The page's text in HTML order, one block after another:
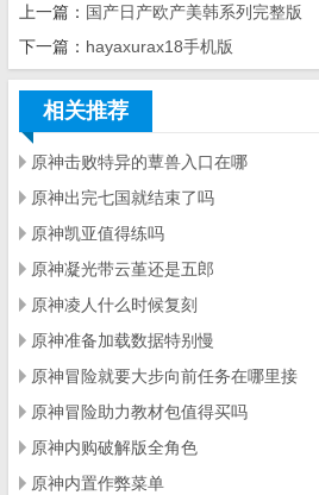
上一篇： 国产日产欧产美韩系列完整版
下一篇： hayaxurax18手机版
相关推荐
原神击败特异的蕈兽入口在哪
原神出完七国就结束了吗
原神凯亚值得练吗
原神凝光带云堇还是五郎
原神凌人什么时候复刻
原神准备加载数据特别慢
原神冒险就要大步向前任务在哪里接
原神冒险助力教材包值得买吗
原神内购破解版全角色
原神内置作弊菜单